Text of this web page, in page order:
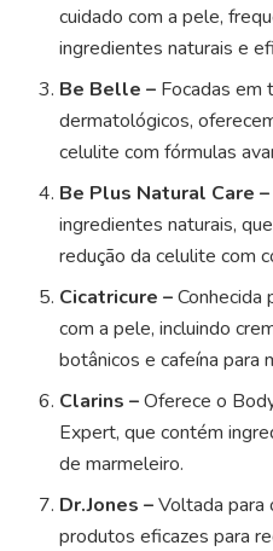
cuidado com a pele,
ingredientes naturais e
Be Belle – Focadas
dermatológicos,
celulite com fórmulas
Be Plus Natural Care –
ingredientes naturais,
redução da celulite com
Cicatricure –Conhecida
com a pele, incluindo
botânicos e cafeína para
Clarins –Oferece o
Expert, que contém
de marmeleiro.
Dr.Jones –Voltada para
produtos eficazes para